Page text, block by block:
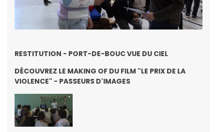
RESTITUTION - PORT-DE-BOUC VUE DU CIEL
DÉCOUVREZ LE MAKING OF DU FILM "LE PRIX DE LA
VIOLENCE" - PASSEURS D'IMAGES